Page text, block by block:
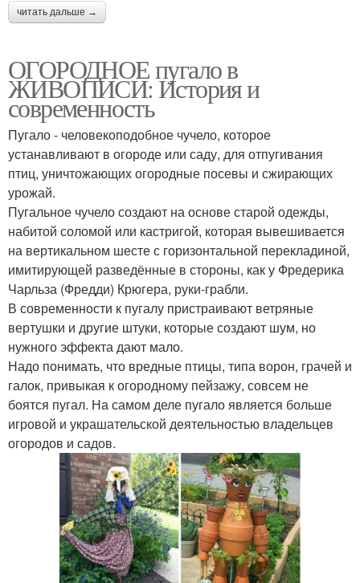
читать дальше →
ОГОРОДНОЕ пугало в
ЖИВОПИСИ: История и
современность
Пугало - человекоподобное чучело, которое
устанавливают в огороде или саду, для отпугивания
птиц, уничтожающих огородные посевы и сжирающих
урожай.
Пугальное чучело создают на основе старой одежды,
набитой соломой или кастригой, которая вывешивается
на вертикальном шесте с горизонтальной перекладиной,
имитирующей разведённые в стороны, как у Фредерика
Чарльза (Фредди) Крюгера, руки-грабли.
В современности к пугалу пристраивают ветряные
вертушки и другие штуки, которые создают шум, но
нужного эффекта дают мало.
Надо понимать, что вредные птицы, типа ворон, грачей и
галок, привыкая к огородному пейзажу, совсем не
боятся пугал. На самом деле пугало является больше
игровой и украшательской деятельностью владельцев
огородов и садов.